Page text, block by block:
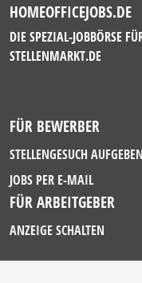
HOMEOFFICEJOBS.DE
DIE SPEZIAL-JOBBÖRSE
STELLENMARKT.DE
FÜR BEWERBER
STELLENGESUCH AUFGEBEN
JOBS PER E-MAIL
FÜR ARBEITGEBER
ANZEIGE SCHALTEN